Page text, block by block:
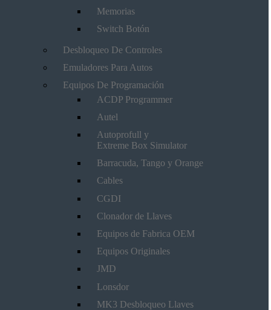
Memorias
Switch Botón
Desbloqueo De Controles
Emuladores Para Autos
Equipos De Programación
ACDP Programmer
Autel
Autoprofull y
Extreme Box Simulator
Barracuda, Tango y Orange
Cables
CGDI
Clonador de Llaves
Equipos de Fabrica OEM
Equipos Originales
JMD
Lonsdor
MK3 Desbloqueo Llaves